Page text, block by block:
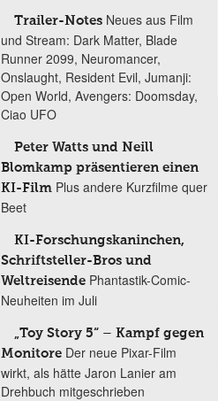
Trailer-Notes Neues aus Film
und Stream: Dark Matter, Blade
Runner 2099, Neuromancer,
Onslaught, Resident Evil, Jumanji:
Open World, Avengers: Doomsday,
Ciao UFO
Peter Watts und Neill
Blomkamp präsentieren einen
KI-Film Plus andere Kurzfilme quer
Beet
KI-Forschungskaninchen,
Schriftsteller-Bros und
Weltreisende Phantastik-Comic-
Neuheiten im Juli
„Toy Story 5“ – Kampf gegen
Monitore Der neue Pixar-Film
wirkt, als hätte Jaron Lanier am
Drehbuch mitgeschrieben